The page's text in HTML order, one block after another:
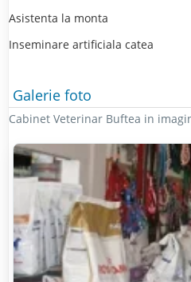
Asistenta la monta
Inseminare artificiala catea
Galerie foto
Cabinet Veterinar Buftea in